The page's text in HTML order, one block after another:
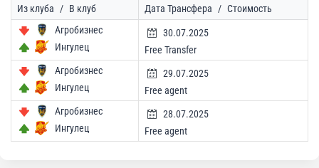
Из клуба / В клуб Дата Трансфера / Стоимость
Агробизнес
Ингулец
30.07.2025
Free Transfer
Агробизнес
Ингулец
29.07.2025
Free agent
Агробизнес
Ингулец
28.07.2025
Free agent